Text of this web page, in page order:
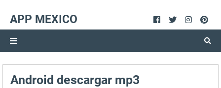
APP MEXICO
Android descargar mp3